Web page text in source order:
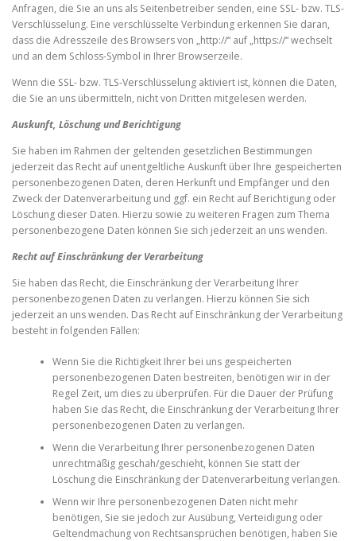
Anfragen, die Sie an uns als Seitenbetreiber senden, eine SSL- bzw. TLS-
Verschlüsselung. Eine verschlüsselte Verbindung erkennen Sie daran,
dass die Adresszeile des Browsers von „http://“ auf „https://“ wechselt
und an dem Schloss-Symbol in Ihrer Browserzeile.
Wenn die SSL- bzw. TLS-Verschlüsselung aktiviert ist, können die Daten,
die Sie an uns übermitteln, nicht von Dritten mitgelesen werden.
Auskunft, Löschung und Berichtigung
Sie haben im Rahmen der geltenden gesetzlichen Bestimmungen
jederzeit das Recht auf unentgeltliche Auskunft über Ihre gespeicherten
personenbezogenen Daten, deren Herkunft und Empfänger und den
Zweck der Datenverarbeitung und ggf. ein Recht auf Berichtigung oder
Löschung dieser Daten. Hierzu sowie zu weiteren Fragen zum Thema
personenbezogene Daten können Sie sich jederzeit an uns wenden.
Recht auf Einschränkung der Verarbeitung
Sie haben das Recht, die Einschränkung der Verarbeitung Ihrer
personenbezogenen Daten zu verlangen. Hierzu können Sie sich
jederzeit an uns wenden. Das Recht auf Einschränkung der Verarbeitung
besteht in folgenden Fällen:
Wenn Sie die Richtigkeit Ihrer bei uns gespeicherten
personenbezogenen Daten bestreiten, benötigen wir in der
Regel Zeit, um dies zu überprüfen. Für die Dauer der Prüfung
haben Sie das Recht, die Einschränkung der Verarbeitung Ihrer
personenbezogenen Daten zu verlangen.
Wenn die Verarbeitung Ihrer personenbezogenen Daten
unrechtmäßig geschah/geschieht, können Sie statt der
Löschung die Einschränkung der Datenverarbeitung verlangen.
Wenn wir Ihre personenbezogenen Daten nicht mehr
benötigen, Sie sie jedoch zur Ausübung, Verteidigung oder
Geltendmachung von Rechtsansprüchen benötigen, haben Sie